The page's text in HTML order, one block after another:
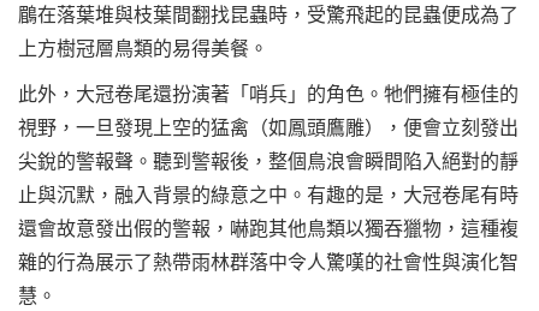
鶥在落葉堆與枝葉間翻找昆蟲時，受驚飛起的昆蟲便成為了
上方樹冠層鳥類的易得美餐。
此外，大冠卷尾還扮演著「哨兵」的角色。牠們擁有極佳的
視野，一旦發現上空的猛禽（如鳳頭鷹雕），便會立刻發出
尖銳的警報聲。聽到警報後，整個鳥浪會瞬間陷入絕對的靜
止與沉默，融入背景的綠意之中。有趣的是，大冠卷尾有時
還會故意發出假的警報，嚇跑其他鳥類以獨吞獵物，這種複
雜的行為展示了熱帶雨林群落中令人驚嘆的社會性與演化智
慧。